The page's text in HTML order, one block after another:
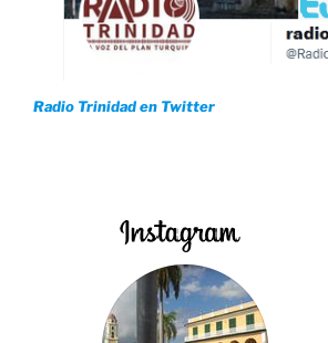
Radio Trinidad en Twitter